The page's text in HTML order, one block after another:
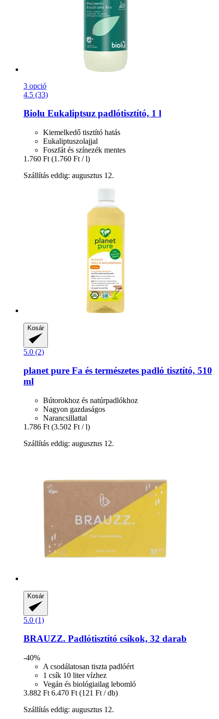
3 opció
4.5 (33)
Biolu Eukaliptsuz padlótisztító, 1 l
Kiemelkedő tisztító hatás
Eukaliptuszolajjal
Foszfát és színezék mentes
1.760 Ft (1.760 Ft / l)
Szállítás eddig: augusztus 12.
Kosár
5.0 (2)
planet pure Fa és természetes padló tisztító, 510
ml
Bútorokhoz és natúrpadlókhoz
Nagyon gazdaságos
Narancsillattal
1.786 Ft (3.502 Ft / l)
Szállítás eddig: augusztus 12.
Kosár
5.0 (1)
BRAUZZ. Padlótisztító csíkok, 32 darab
-40%
A csodálatosan tiszta padlóért
1 csík 10 liter vízhez
Vegán és biológiailag lebomló
3.882 Ft 6.470 Ft (121 Ft / db)
Szállítás eddig: augusztus 12.